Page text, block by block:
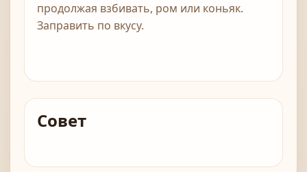
продолжая взбивать, ром или коньяк.
Заправить по вкусу.
Совет